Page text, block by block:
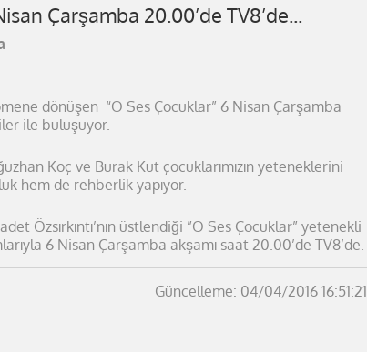
Çarşamba 20.00’de TV8’de...
dönüşen “O Ses Çocuklar” 6 Nisan Çarşamba
ile buluşuyor.
Koç ve Burak Kut çocuklarımızın yeteneklerini
hem de rehberlik yapıyor.
Özsırkıntı’nın üstlendiği ”O Ses Çocuklar” yetenekli
6 Nisan Çarşamba akşamı saat 20.00’de TV8’de.
Güncelleme: 04/04/2016 16:51:21